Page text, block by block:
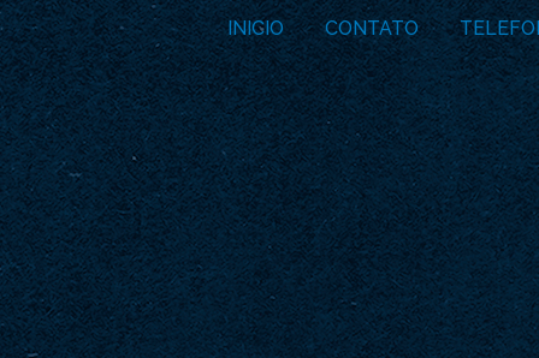
INICIO CONTATO